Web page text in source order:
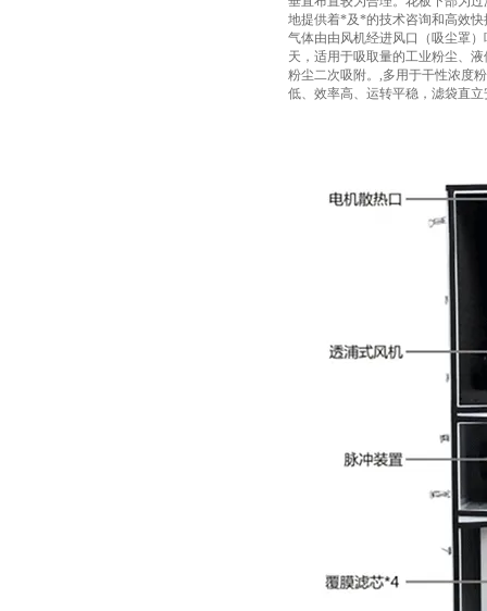
地提供着*及*的技术咨询和高效
气体由由风机经进风口（吸尘罩
天，适用于吸取量的工业粉尘、
粉尘二次吸附。,多用于干性浓度
低、效率高、运转平稳，滤袋直